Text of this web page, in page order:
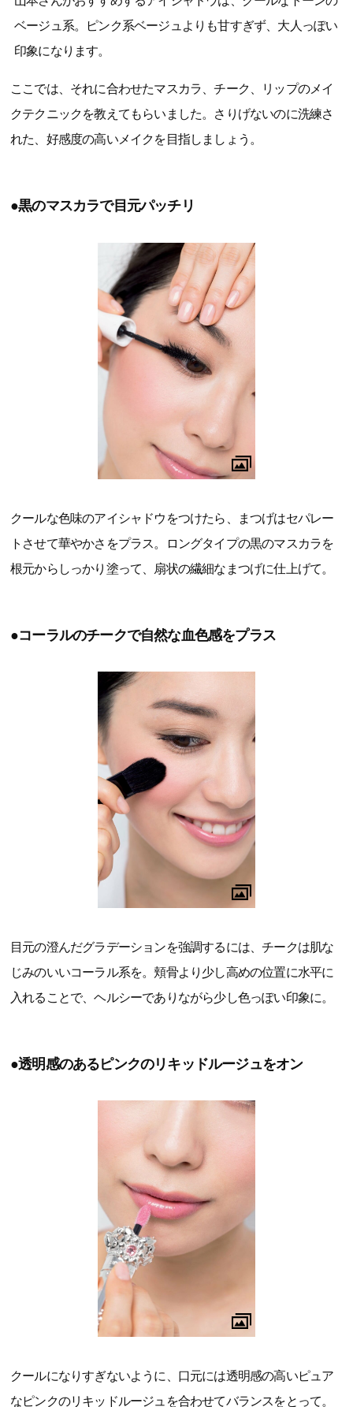
ベージュ系。ピンク系ベージュよりも甘すぎず、大人っぽい
印象になります。
ここでは、それに合わせたマスカラ、チーク、リップのメイ
クテクニックを教えてもらいました。さりげないのに洗練さ
れた、好感度の高いメイクを目指しましょう。
●黒のマスカラで目元パッチリ
クールな色味のアイシャドウをつけたら、まつげはセパレー
トさせて華やかさをプラス。ロングタイプの黒のマスカラを
根元からしっかり塗って、扇状の繊細なまつげに仕上げて。
●コーラルのチークで自然な血色感をプラス
目元の澄んだグラデーションを強調するには、チークは肌な
じみのいいコーラル系を。頬骨より少し高めの位置に水平に
入れることで、ヘルシーでありながら少し色っぽい印象に。
●透明感のあるピンクのリキッドルージュをオン
クールになりすぎないように、口元には透明感の高いピュア
なピンクのリキッドルージュを合わせてバランスをとって。